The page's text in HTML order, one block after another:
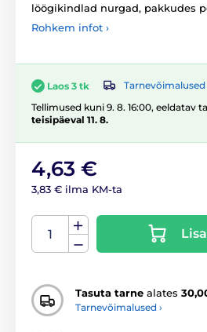
löögikindlad nurgad, pakkudes
Rohkem infot ›
Laos 3 tk
Tarnevõimalused
Tellimused kuni 9. 8. 16:00, eeldatav
teisipäeval 11. 8.
4,63 €
3,83 € ilma KM-ta
Tasuta tarne alates
Tarnevõimalused ›